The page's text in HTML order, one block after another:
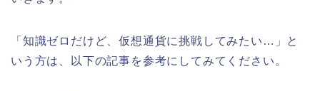
「知識ゼロだけど、仮想通貨に挑戦してみたい…」と
いう方は、以下の記事を参考にしてみてください。